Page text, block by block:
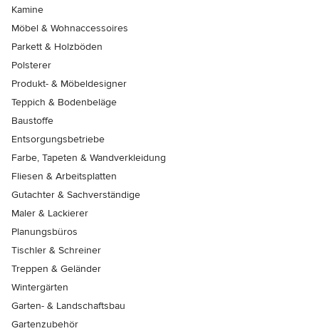
Kamine
Möbel & Wohnaccessoires
Parkett & Holzböden
Polsterer
Produkt- & Möbeldesigner
Teppich & Bodenbeläge
Baustoffe
Entsorgungsbetriebe
Farbe, Tapeten & Wandverkleidung
Fliesen & Arbeitsplatten
Gutachter & Sachverständige
Maler & Lackierer
Planungsbüros
Tischler & Schreiner
Treppen & Geländer
Wintergärten
Garten- & Landschaftsbau
Gartenzubehör